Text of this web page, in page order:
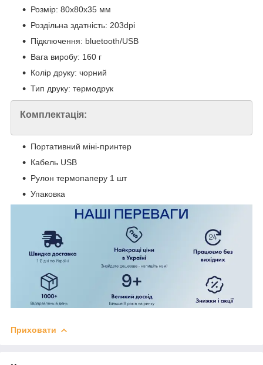
Розмір: 80х80х35 мм
Роздільна здатність: 203dpi
Підключення: bluetooth/USB
Вага виробу: 160 г
Колір друку: чорний
Тип друку: термодрук
Комплектація:
Портативний міні-принтер
Кабель USB
Рулон термопаперу 1 шт
Упаковка
Приховати